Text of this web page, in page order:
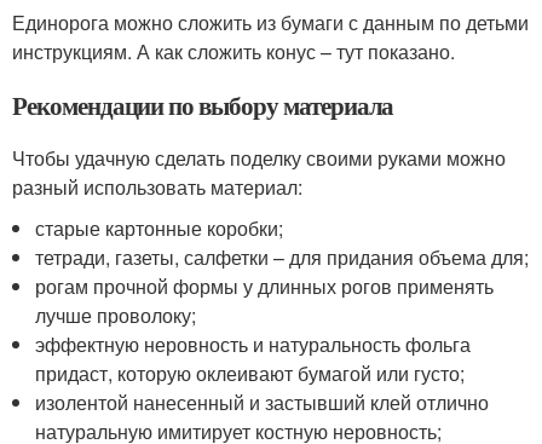
Единорога можно сложить из бумаги с данным по детьми
инструкциям. А как сложить конус – тут показано.
Рекомендации по выбору материала
Чтобы удачную сделать поделку своими руками можно
разный использовать материал:
старые картонные коробки;
тетради, газеты, салфетки – для придания объема для;
рогам прочной формы у длинных рогов применять
лучше проволоку;
эффектную неровность и натуральность фольга
придаст, которую оклеивают бумагой или густо;
изолентой нанесенный и застывший клей отлично
натуральную имитирует костную неровность;